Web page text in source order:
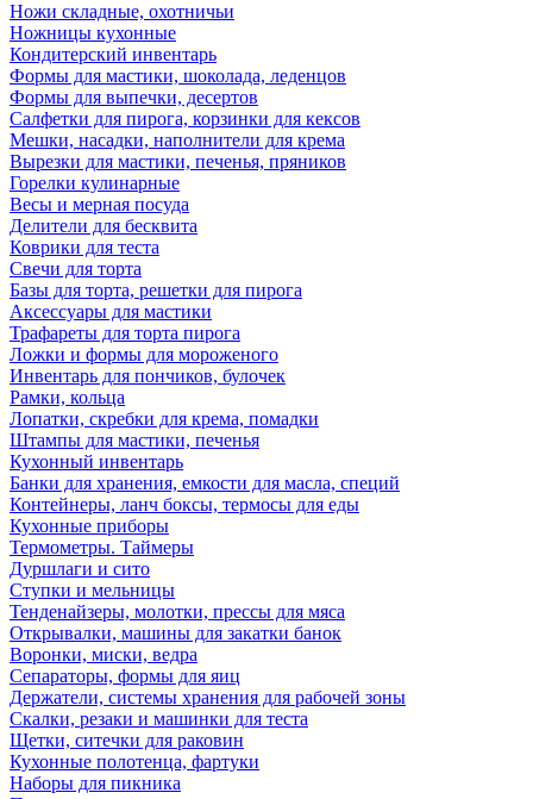
Ножи складные, охотничьи
Ножницы кухонные
Кондитерский инвентарь
Формы для мастики, шоколада, леденцов
Формы для выпечки, десертов
Салфетки для пирога, корзинки для кексов
Мешки, насадки, наполнители для крема
Вырезки для мастики, печенья, пряников
Горелки кулинарные
Весы и мерная посуда
Делители для бесквита
Коврики для теста
Свечи для торта
Базы для торта, решетки для пирога
Аксессуары для мастики
Трафареты для торта пирога
Ложки и формы для мороженого
Инвентарь для пончиков, булочек
Рамки, кольца
Лопатки, скребки для крема, помадки
Штампы для мастики, печенья
Кухонный инвентарь
Банки для хранения, емкости для масла, специй
Контейнеры, ланч боксы, термосы для еды
Кухонные приборы
Термометры. Таймеры
Дуршлаги и сито
Ступки и мельницы
Тенденайзеры, молотки, прессы для мяса
Открывалки, машины для закатки банок
Воронки, миски, ведра
Сепараторы, формы для яиц
Держатели, системы хранения для рабочей зоны
Скалки, резаки и машинки для теста
Щетки, ситечки для раковин
Кухонные полотенца, фартуки
Наборы для пикника